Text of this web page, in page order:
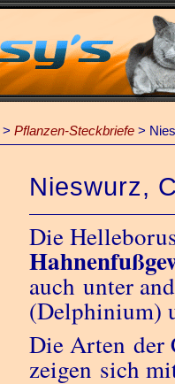
> Pflanzen-Steckbriefe >
Nieswurz,
Die
auch unter
(Delphinium)
Die Arten der
zeigen sich